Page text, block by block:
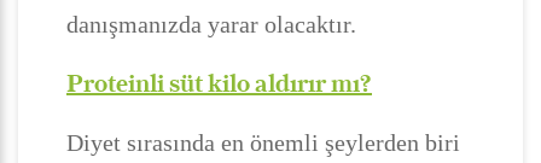
danışmanızda yarar olacaktır.
Proteinli süt kilo aldırır mı?
Diyet sırasında en önemli şeylerden biri